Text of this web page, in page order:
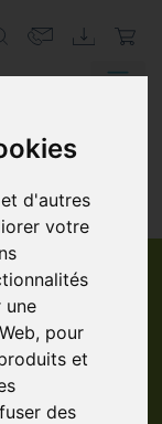
d'autres
votre
une
, pour
et
des
CI-